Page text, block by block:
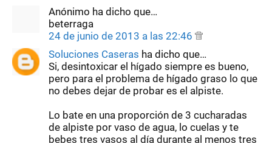
Anónimo ha dicho que…
beterraga
24 de junio de 2013 a las 22:46
Soluciones Caseras ha dicho que…
Si, desintoxicar el hígado siempre es bueno,
pero para el problema de hígado graso lo que
no debes dejar de probar es el alpiste.
Lo bate en una proporción de 3 cucharadas
de alpiste por vaso de agua, lo cuelas y te
bebes tres vasos al día durante al menos tres